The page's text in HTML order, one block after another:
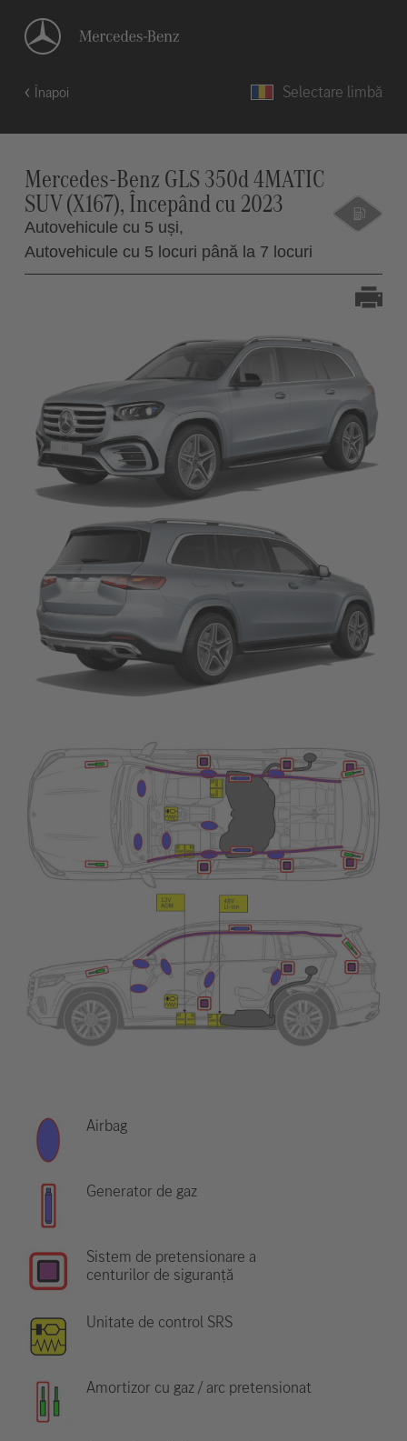
Înapoi Selectare limbă
Mercedes-Benz GLS 350d 4MATIC
SUV (X167), Începând cu 2023
Autovehicule cu 5 uși,
Autovehicule cu 5 locuri până la 7 locuri
Airbag
Generator de gaz
Sistem de pretensionare a
centurilor de siguranță
Unitate de control SRS
Amortizor cu gaz / arc pretensionat